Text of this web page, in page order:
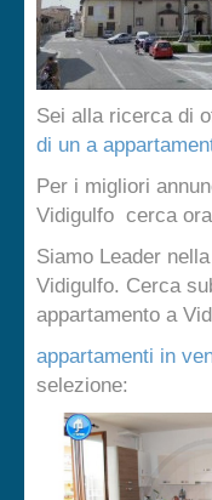
Sei alla ricerca di
di un a
Per i migliori
Vidigulfo cerca
Siamo Leader
Vidigulfo. Cerca
appartamento a
appartamenti in
selezione: